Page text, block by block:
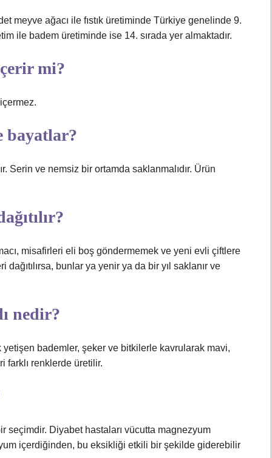
meyve ağacı ile fıstık üretiminde Türkiye genelinde 9.
ile badem üretiminde ise 14. sırada yer almaktadır.
mi?
bayatlar?
Serin ve nemsiz bir ortamda saklanmalıdır. Ürün
misafirleri eli boş göndermemek ve yeni evli çiftlere
dağıtılırsa, bunlar ya yenir ya da bir yıl saklanır ve
nedir?
bademler, şeker ve bitkilerle kavrularak mavi,
farklı renklerde üretilir.
seçimdir. Diyabet hastaları vücutta magnezyum
içerdiğinden, bu eksikliği etkili bir şekilde giderebilir